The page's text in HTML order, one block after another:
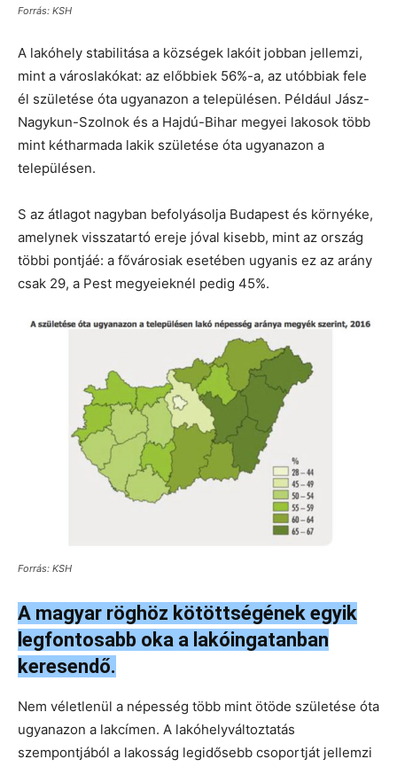
Forrás: KSH
A lakóhely stabilitása a községek lakóit jobban jellemzi,
mint a városlakókat: az előbbiek 56%-a, az utóbbiak fele
él születése óta ugyanazon a településen. Például Jász-
Nagykun-Szolnok és a Hajdú-Bihar megyei lakosok több
mint kétharmada lakik születése óta ugyanazon a
településen.
S az átlagot nagyban befolyásolja Budapest és környéke,
amelynek visszatartó ereje jóval kisebb, mint az ország
többi pontjáé: a fővárosiak esetében ugyanis ez az arány
csak 29, a Pest megyeieknél pedig 45%.
Forrás: KSH
A magyar röghöz kötöttségének egyik
legfontosabb oka a lakóingatanban
keresendő.
Nem véletlenül a népesség több mint ötöde születése óta
ugyanazon a lakcímen. A lakóhelyváltoztatás
szempontjából a lakosság legidősebb csoportját jellemzi